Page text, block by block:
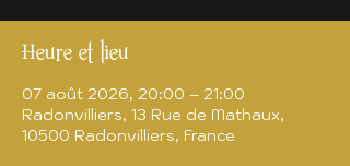
Heure et lieu
07 août 2026, 20:00 – 21:00
Radonvilliers, 13 Rue de Mathaux,
10500 Radonvilliers, France